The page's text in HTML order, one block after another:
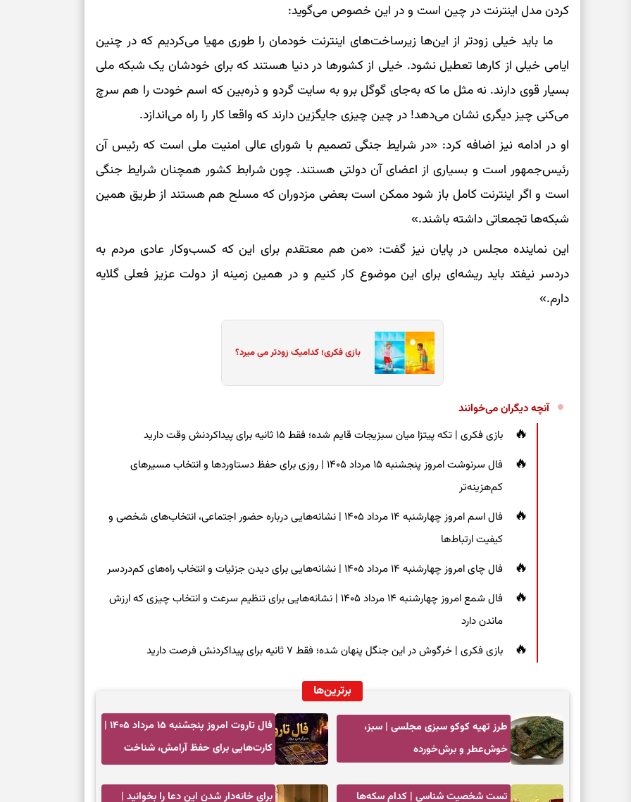
کردن مدل اینترنت در چین است و در این خصوص می‌گوید:
ما باید خیلی زودتر از این‌ها زیرساخت‌های اینترنت خودمان را طوری مهیا می‌کردیم که در چنین
ایامی خیلی از کارها تعطیل نشود. خیلی از کشورها در دنیا هستند که برای خودشان یک شبکه ملی
بسیار قوی دارند. نه مثل ما که به‌جای گوگل برو به سایت گردو و ذره‌بین که اسم خودت را هم سرچ
می‌کنی چیز دیگری نشان می‌دهد! در چین چیزی جایگزین دارند که واقعا کار را راه می‌اندازد.
او در ادامه نیز اضافه کرد: «در شرایط جنگی تصمیم با شورای عالی امنیت ملی است که رئیس آن
رئیس‌جمهور است و بسیاری از اعضای آن دولتی هستند. چون شرابط کشور همچنان شرایط جنگی
است و اگر اینترنت کامل باز شود ممکن است بعضی مزدوران که مسلح هم هستند از طریق همین
شبکه‌ها تجمعاتی داشته باشند.»
این نماینده مجلس در پایان نیز گفت: «من هم معتقدم برای این که کسب‌وکار عادی مردم به
دردسر نیفتد باید ریشه‌ای برای این موضوع کار کنیم و در همین زمینه از دولت عزیز فعلی گلایه
دارم.»
بازی فکری؛ کدامیک زودتر می میرد؟
آنچه دیگران می‌خوانند
بازی فکری | تکه پیتزا میان سبزیجات قایم شده؛ فقط ۱۵ ثانیه برای پیداکردنش وقت دارید
فال سرنوشت امروز پنجشنبه ۱۵ مرداد ۱۴۰۵ | روزی برای حفظ دستاوردها و انتخاب مسیرهای
کم‌هزینه‌تر
فال اسم امروز چهارشنبه ۱۴ مرداد ۱۴۰۵ | نشانه‌هایی درباره حضور اجتماعی، انتخاب‌های شخصی و
کیفیت ارتباط‌ها
فال چای امروز چهارشنبه ۱۴ مرداد ۱۴۰۵ | نشانه‌هایی برای دیدن جزئیات و انتخاب راه‌های کم‌دردسر
فال شمع امروز چهارشنبه ۱۴ مرداد ۱۴۰۵ | نشانه‌هایی برای تنظیم سرعت و انتخاب چیزی که ارزش
ماندن دارد
بازی فکری | خرگوش در این جنگل پنهان شده؛ فقط ۷ ثانیه برای پیداکردنش فرصت دارید
برترین‌ها
طرز تهیه کوکو سبزی مجلسی | سبز،
خوش‌عطر و برش‌خورده
فال تاروت امروز پنجشنبه ۱۵ مرداد ۱۴۰۵ |
کارت‌هایی برای حفظ آرامش، شناخت
تست شخصیت شناسی | کدام سکه‌ها
برای خانه‌دار شدن این دعا را بخوانید |